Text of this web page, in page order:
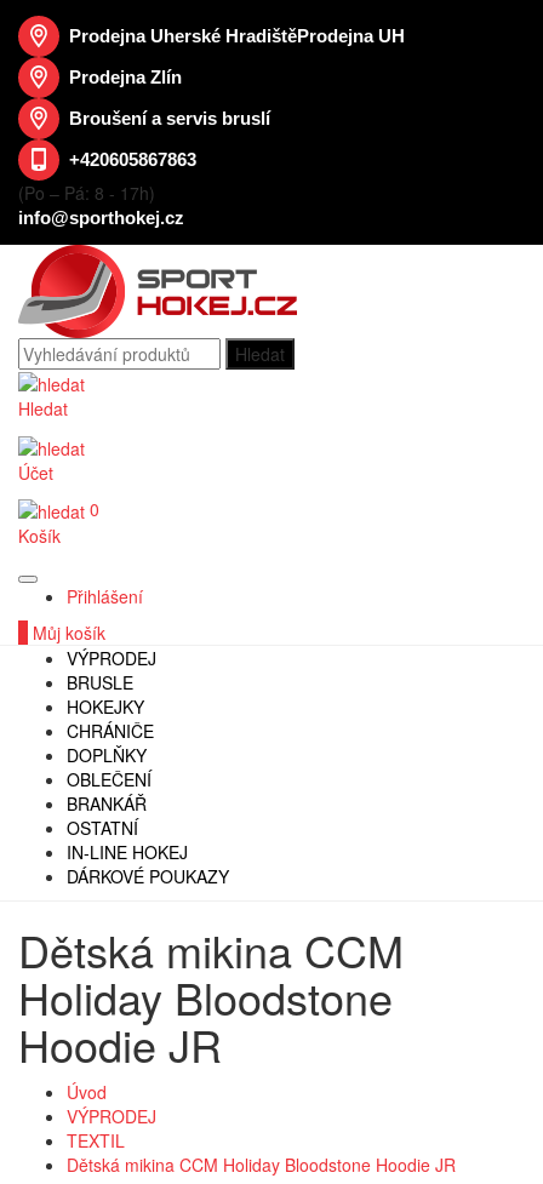
Prodejna Uherské HradištěProdejna UH
Prodejna Zlín
Broušení a servis bruslí
+420605867863
(Po – Pá: 8 - 17h)
info@sporthokej.cz
Hledat
Účet
0
Košík
Přihlášení
Můj košík
VÝPRODEJ
BRUSLE
HOKEJKY
CHRÁNIČE
DOPLŇKY
OBLEČENÍ
BRANKÁŘ
OSTATNÍ
IN-LINE HOKEJ
DÁRKOVÉ POUKAZY
Dětská mikina CCM
Holiday Bloodstone
Hoodie JR
Úvod
VÝPRODEJ
TEXTIL
Dětská mikina CCM Holiday Bloodstone Hoodie JR